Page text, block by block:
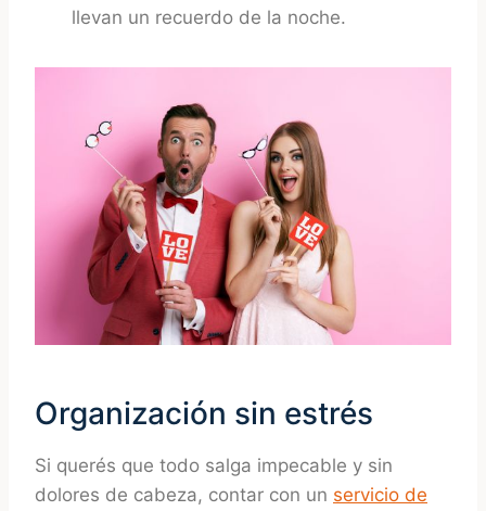
llevan un recuerdo de la noche.
Organización sin estrés
Si querés que todo salga impecable y sin
dolores de cabeza, contar con un servicio de